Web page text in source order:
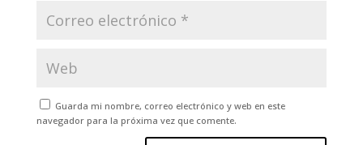
Guarda mi nombre, correo electrónico y web en este
navegador para la próxima vez que comente.